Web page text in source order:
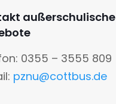
außerschulische
0355 – 3555 809
pznu@cottbus.de